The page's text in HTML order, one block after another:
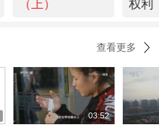
（上）
权利
查看更多
03:52